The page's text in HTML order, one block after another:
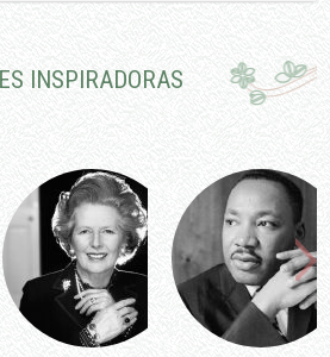
INSPIRADORAS